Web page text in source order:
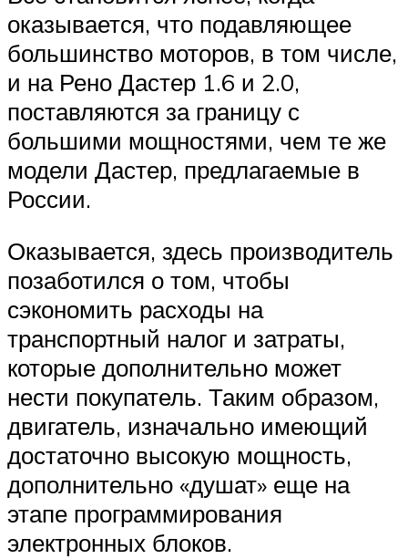
оказывается, что подавляющее
большинство моторов, в том числе,
и на Рено Дастер 1.6 и 2.0,
поставляются за границу с
большими мощностями, чем те же
модели Дастер, предлагаемые в
России.
Оказывается, здесь производитель
позаботился о том, чтобы
сэкономить расходы на
транспортный налог и затраты,
которые дополнительно может
нести покупатель. Таким образом,
двигатель, изначально имеющий
достаточно высокую мощность,
дополнительно «душат» еще на
этапе программирования
электронных блоков.